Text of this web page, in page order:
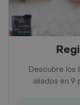
Descubre los
aliados en 9